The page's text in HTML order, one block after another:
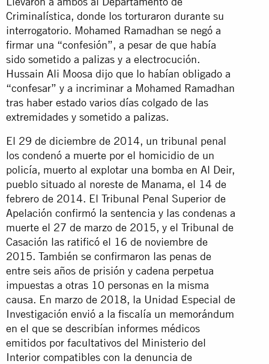
Criminalística, donde los torturaron durante su
interrogatorio. Mohamed Ramadhan se negó a
firmar una “confesión”, a pesar de que había
sido sometido a palizas y a electrocución.
Hussain Ali Moosa dijo que lo habían obligado a
“confesar” y a incriminar a Mohamed Ramadhan
tras haber estado varios días colgado de las
extremidades y sometido a palizas.
El 29 de diciembre de 2014, un tribunal penal
los condenó a muerte por el homicidio de un
policía, muerto al explotar una bomba en Al Deir,
pueblo situado al noreste de Manama, el 14 de
febrero de 2014. El Tribunal Penal Superior de
Apelación confirmó la sentencia y las condenas a
muerte el 27 de marzo de 2015, y el Tribunal de
Casación las ratificó el 16 de noviembre de
2015. También se confirmaron las penas de
entre seis años de prisión y cadena perpetua
impuestas a otras 10 personas en la misma
causa. En marzo de 2018, la Unidad Especial de
Investigación envió a la fiscalía un memorándum
en el que se describían informes médicos
emitidos por facultativos del Ministerio del
Interior compatibles con la denuncia de